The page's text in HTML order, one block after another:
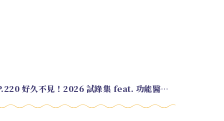
EP.220 好久不見！2026 試錄集 feat. 功能醫學營養師 美寶